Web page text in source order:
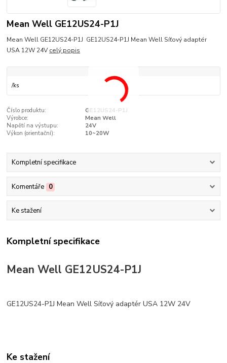
Mean Well GE12US24-P1J
Mean Well GE12US24-P1J GE12US24-P1J Mean Well Síťový adaptér
USA 12W 24Vcelý popis
/ks
Číslo produktu:
GE12US24-P1J
Výrobce:
Mean Well
Napětí na výstupu:
24V
Výkon (orientační):
10~20W
Kompletní specifikace
Komentáře 0
Ke stažení
Kompletní specifikace
Mean Well GE12US24-P1J
GE12US24-P1J Mean Well Síťový adaptér USA 12W 24V
Ke stažení